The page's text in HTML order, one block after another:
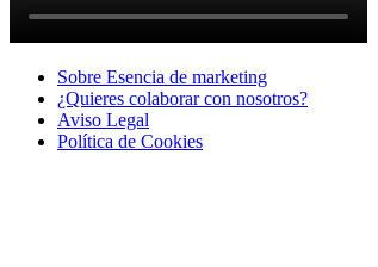
Sobre Esencia de marketing
¿Quieres colaborar con nosotros?
Aviso Legal
Polí­tica de Cookies